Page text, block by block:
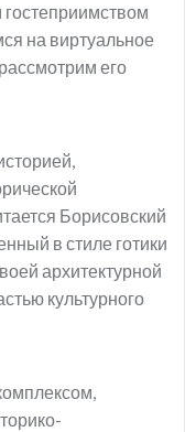
на виртуальное
его
Борисовский
в стиле готики
архитектурной
культурного